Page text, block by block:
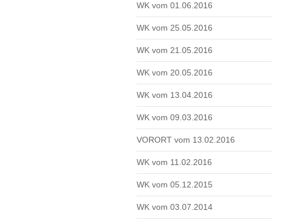
WK vom 01.06.2016
WK vom 25.05.2016
WK vom 21.05.2016
WK vom 20.05.2016
WK vom 13.04.2016
WK vom 09.03.2016
VORORT vom 13.02.2016
WK vom 11.02.2016
WK vom 05.12.2015
WK vom 03.07.2014